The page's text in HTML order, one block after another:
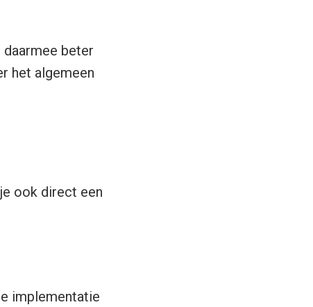
daarmee beter
het algemeen
ook direct een
implementatie